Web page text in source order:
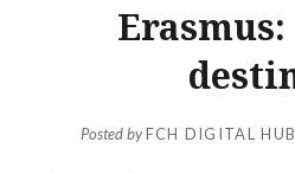
Posted byFCH DIGITAL HUB